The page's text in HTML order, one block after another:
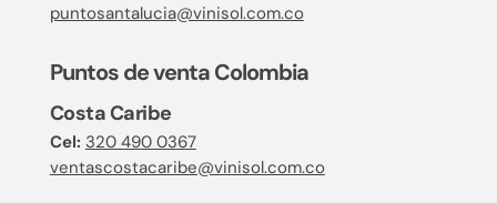
puntosantalucia@vinisol.com.co
Puntos de venta Colombia
Costa Caribe
Cel: 320 490 0367
ventascostacaribe@vinisol.com.co